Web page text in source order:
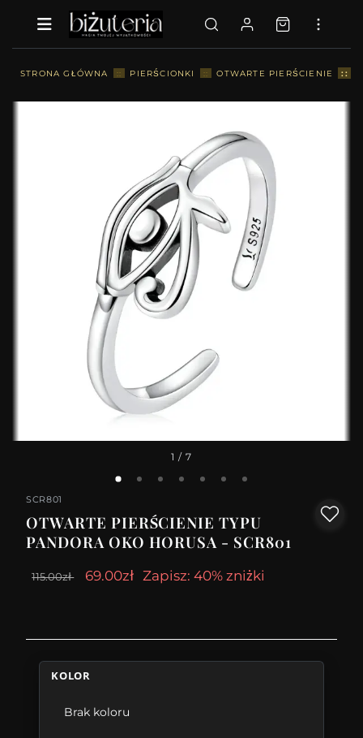
STRONA GŁÓWNA :: PIERŚCIONKI :: OTWARTE PIERŚCIENIE ::
1 / 7
SCR801
OTWARTE PIERŚCIENIE TYPU
PANDORA OKO HORUSA - SCR801
115.00zł 69.00zł Zapisz: 40% zniżki
KOLOR
Brak koloru